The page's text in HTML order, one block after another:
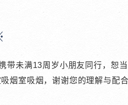
未满13周岁小朋友同行，恕当
烟室吸烟，谢谢您的理解与配合